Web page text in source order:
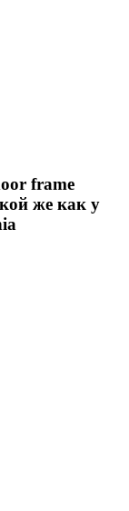
frame
же как у